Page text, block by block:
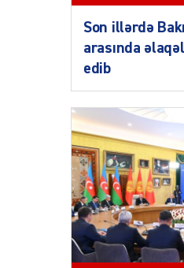
Son illərdə
arasında
edib